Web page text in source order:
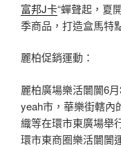
富邦J卡“蟬聲起，夏
季商品，打造盒馬特
麗柏促銷運動：
麗柏廣場樂活闤闠6
yeah市，華樂街轄內
織等在環市東廣場舉
環市東商圈樂活闤闠